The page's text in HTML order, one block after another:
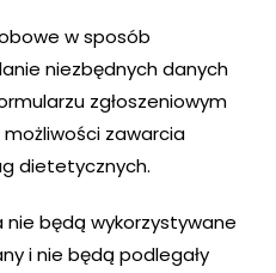
w sposób
niezbędnych danych
zgłoszeniowym
zawarcia
dietetycznych.
będą wykorzystywane
i nie będą podlegały